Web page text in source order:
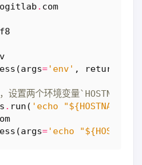
. com
(args='env' , returncode
设置两个环境变量`HOSTNAME`
. run ( 'echo "${HOSTNAME}
(args='echo "$